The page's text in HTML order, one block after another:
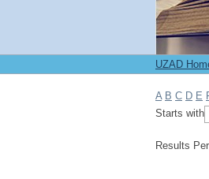
UZAD
A B C D E
Starts with
Results